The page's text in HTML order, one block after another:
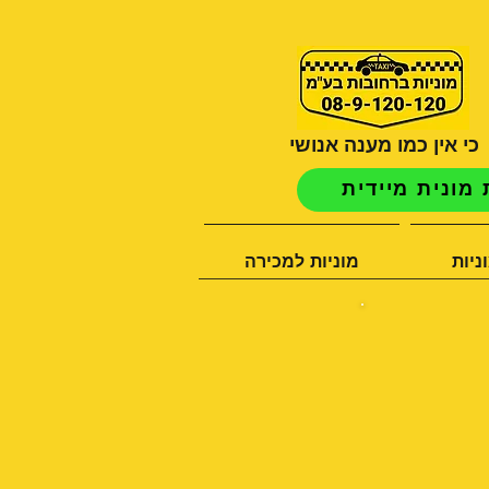
כי אין כמו מענה אנושי
מונית מיידית
מוניות למכירה